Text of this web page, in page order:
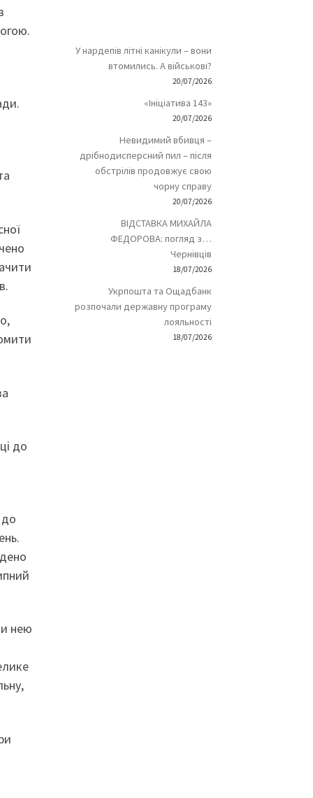
до
нею
У нардепів літні канікули – вони
втомились. А військові?
20/07/2026
«Ініціатива 143»
20/07/2026
Невидимий вбивця –
дрібнодисперсний пил – після
обстрілів продовжує свою
чорну справу
20/07/2026
ВІДСТАВКА МИХАЙЛА
ФЕДОРОВА: погляд з…
Чернівців
18/07/2026
Укрпошта та Ощадбанк
розпочали державну програму
лояльності
18/07/2026